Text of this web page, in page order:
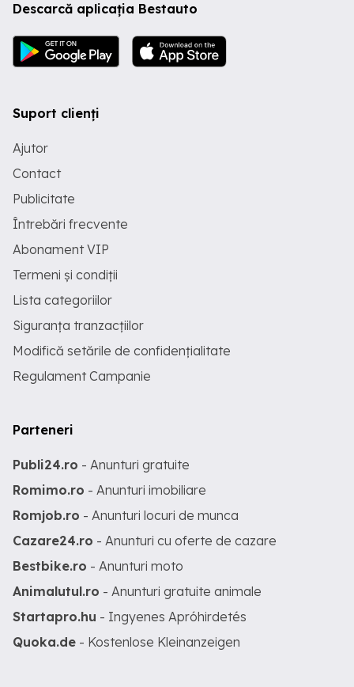
Descarcă aplicația Bestauto
Suport clienți
Ajutor
Contact
Publicitate
Întrebări frecvente
Abonament VIP
Termeni și condiții
Lista categoriilor
Siguranța tranzacțiilor
Modifică setările de confidențialitate
Regulament Campanie
Parteneri
Publi24.ro - Anunturi gratuite
Romimo.ro - Anunturi imobiliare
Romjob.ro - Anunturi locuri de munca
Cazare24.ro - Anunturi cu oferte de cazare
Bestbike.ro - Anunturi moto
Animalutul.ro - Anunturi gratuite animale
Startapro.hu - Ingyenes Apróhirdetés
Quoka.de - Kostenlose Kleinanzeigen